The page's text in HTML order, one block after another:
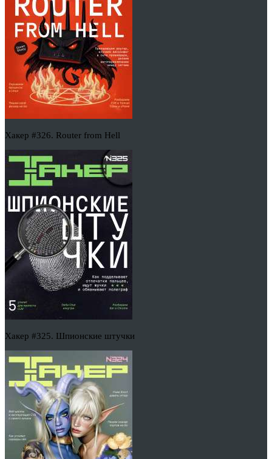
Хакер #326. Router from Hell
Хакер #325. Шпионские штучки